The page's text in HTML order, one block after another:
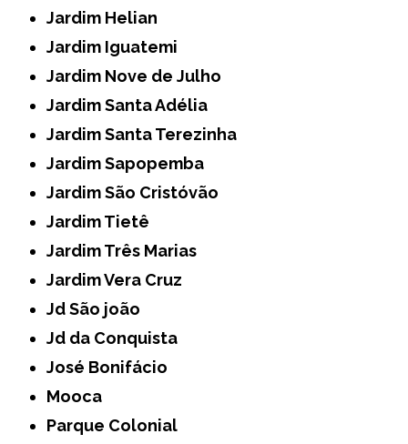
Jardim Helian
Jardim Iguatemi
Jardim Nove de Julho
Jardim Santa Adélia
Jardim Santa Terezinha
Jardim Sapopemba
Jardim São Cristóvão
Jardim Tietê
Jardim Três Marias
Jardim Vera Cruz
Jd São joão
Jd da Conquista
José Bonifácio
Mooca
Parque Colonial